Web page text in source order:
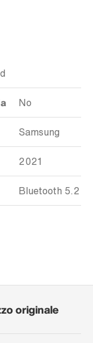
No
Samsung
2021
Bluetooth 5.2
originale